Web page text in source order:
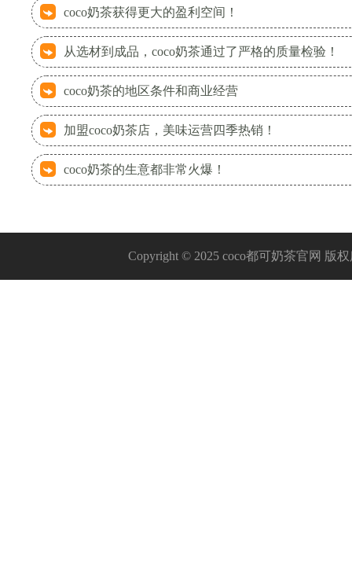
coco奶茶获得更大的盈利空间！
从选材到成品，coco奶茶通过了严格的质量检验！
coco奶茶的地区条件和商业经营
加盟coco奶茶店，美味运营四季热销！
coco奶茶的生意都非常火爆！
Copyright © 2025 coco都可奶茶官网 版